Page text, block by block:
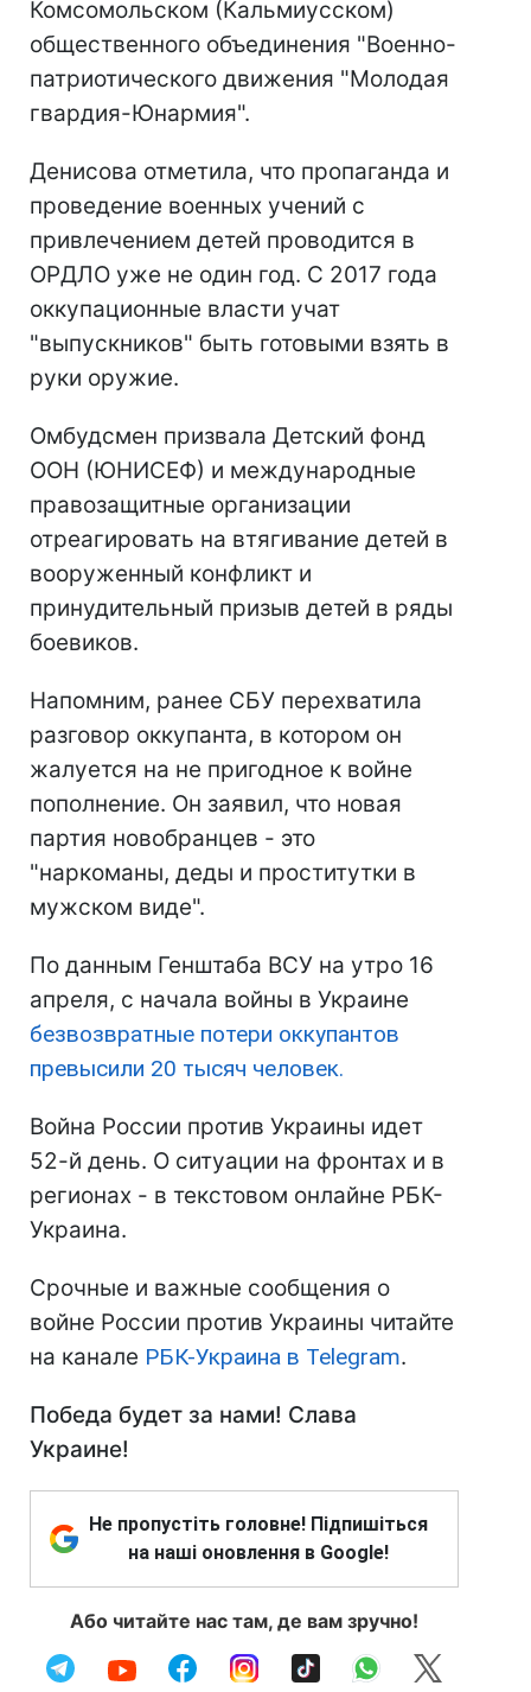
Комсомольском (Кальмиусском)
общественного объединения "Военно-
патриотического движения "Молодая
гвардия-Юнармия".
Денисова отметила, что пропаганда и
проведение военных учений с
привлечением детей проводится в
ОРДЛО уже не один год. С 2017 года
оккупационные власти учат
"выпускников" быть готовыми взять в
руки оружие.
Омбудсмен призвала Детский фонд
ООН (ЮНИСЕФ) и международные
правозащитные организации
отреагировать на втягивание детей в
вооруженный конфликт и
принудительный призыв детей в ряды
боевиков.
Напомним, ранее СБУ перехватила
разговор оккупанта, в котором он
жалуется на не пригодное к войне
пополнение. Он заявил, что новая
партия новобранцев - это
"наркоманы, деды и проститутки в
мужском виде".
По данным Генштаба ВСУ на утро 16
апреля, с начала войны в Украине
безвозвратные потери оккупантов
превысили 20 тысяч человек.
Война России против Украины идет
52-й день. О ситуации на фронтах и в
регионах - в текстовом онлайне РБК-
Украина.
Срочные и важные сообщения о
войне России против Украины читайте
на канале РБК-Украина в Telegram.
Победа будет за нами! Слава
Украине!
Не пропустіть головне! Підпишіться
на наші оновлення в Google!
Або читайте нас там, де вам зручно!